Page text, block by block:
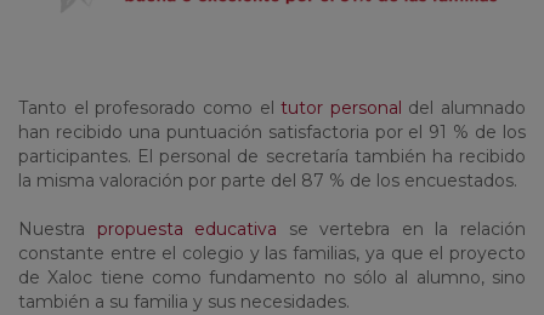
Tanto el profesorado como eltutor personal del alumnado
han recibido una puntuación satisfactoria por el 91 % de los
participantes. El personal de secretaría también ha recibido
la misma valoración por parte del 87 % de los encuestados.
Nuestra propuesta educativa se vertebra en la relación
constante entre el colegio y las familias, ya que el proyecto
de Xaloc tiene como fundamento no sólo al alumno, sino
también a su familia y sus necesidades.